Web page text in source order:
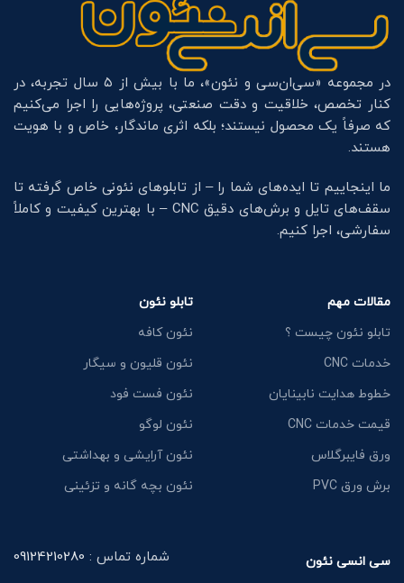
در مجموعه «سی‌ان‌سی و نئون»، ما با بیش از ۵ سال تجربه، در
کنار تخصص، خلاقیت و دقت صنعتی، پروژه‌هایی را اجرا می‌کنیم
که صرفاً یک محصول نیستند؛ بلکه اثری ماندگار، خاص و با هویت
هستند.
ما اینجاییم تا ایده‌های شما را – از تابلوهای نئونی خاص گرفته تا
سقف‌های تایل و برش‌های دقیق CNC – با بهترین کیفیت و کاملاً
سفارشی، اجرا کنیم.
مقالات مهم
تابلو نئون چیست ؟
خدمات CNC
خطوط هدایت نابینایان
قیمت خدمات CNC
ورق فایبرگلاس
برش ورق PVC
تابلو نئون
نئون کافه
نئون قلیون و سیگار
نئون فست فود
نئون لوگو
نئون آرایشی و بهداشتی
نئون بچه گانه و تزئینی
سی انسی نئون شماره تماس : 09124210280